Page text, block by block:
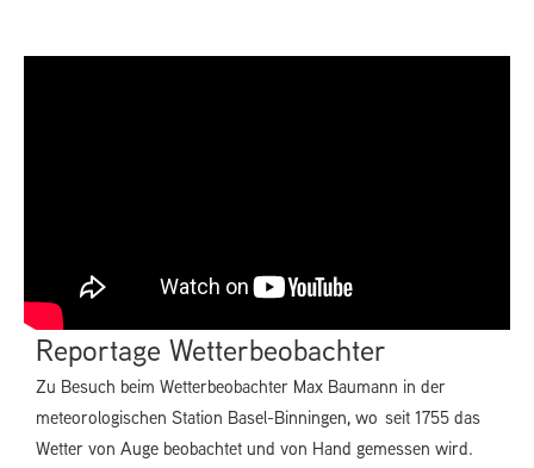
Reportage Wetterbeobachter
Zu Besuch beim Wetterbeobachter Max Baumann in der
meteorologischen Station Basel-Binningen, wo seit 1755 das
Wetter von Auge beobachtet und von Hand gemessen wird.